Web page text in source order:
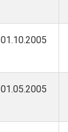
01.10.2005
01.05.2005